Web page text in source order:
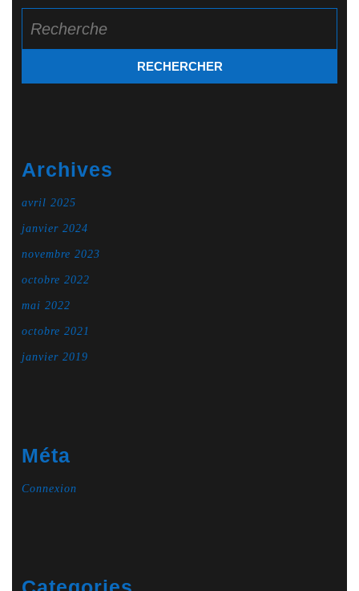
for:
Archives
avril 2025
janvier 2024
novembre 2023
octobre 2022
mai 2022
octobre 2021
janvier 2019
Méta
Connexion